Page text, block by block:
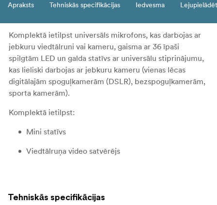
Apraksts Tehniskās specifikācijas Iedvesma Lejupielādēt
Komplektā ietilpst universāls mikrofons, kas darbojas ar
jebkuru viedtālruni vai kameru, gaisma ar 36 īpaši
spilgtām LED un galda statīvs ar universālu stiprinājumu,
kas lieliski darbojas ar jebkuru kameru (vienas lēcas
digitālajām spoguļkamerām (DSLR), bezspoguļkamerām,
sporta kamerām).
Komplektā ietilpst:
Mini statīvs
Viedtālruņa video satvērējs
Tehniskās specifikācijas